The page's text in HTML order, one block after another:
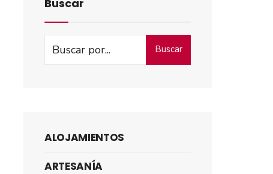
Buscar
Buscar
ALOJAMIENTOS
ARTESANÍA